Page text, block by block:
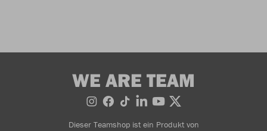
WE ARE TEAM
Dieser Teamshop ist ein Produkt von